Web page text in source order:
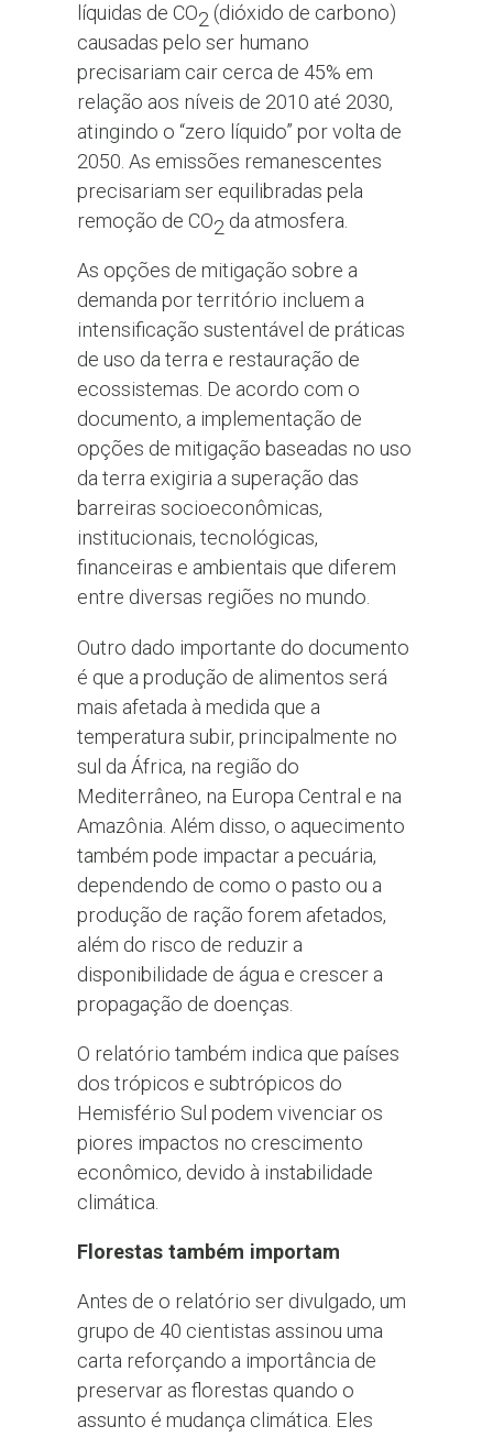
líquidas de CO2 (dióxido de carbono)
causadas pelo ser humano
precisariam cair cerca de 45% em
relação aos níveis de 2010 até 2030,
atingindo o “zero líquido” por volta de
2050. As emissões remanescentes
precisariam ser equilibradas pela
remoção de CO2 da atmosfera.
As opções de mitigação sobre a
demanda por território incluem a
intensificação sustentável de práticas
de uso da terra e restauração de
ecossistemas. De acordo com o
documento, a implementação de
opções de mitigação baseadas no uso
da terra exigiria a superação das
barreiras socioeconômicas,
institucionais, tecnológicas,
financeiras e ambientais que diferem
entre diversas regiões no mundo.
Outro dado importante do documento
é que a produção de alimentos será
mais afetada à medida que a
temperatura subir, principalmente no
sul da África, na região do
Mediterrâneo, na Europa Central e na
Amazônia. Além disso, o aquecimento
também pode impactar a pecuária,
dependendo de como o pasto ou a
produção de ração forem afetados,
além do risco de reduzir a
disponibilidade de água e crescer a
propagação de doenças.
O relatório também indica que países
dos trópicos e subtrópicos do
Hemisfério Sul podem vivenciar os
piores impactos no crescimento
econômico, devido à instabilidade
climática.
Florestas também importam
Antes de o relatório ser divulgado, um
grupo de 40 cientistas assinou uma
carta reforçando a importância de
preservar as florestas quando o
assunto é mudança climática. Eles